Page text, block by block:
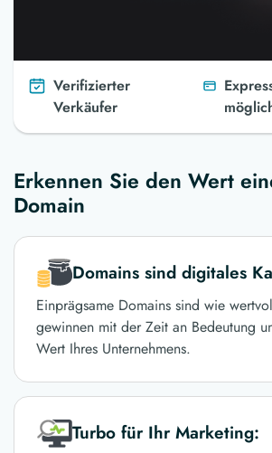
Verifizierter
Verkäufer
Erkennen Sie den Wert
Domain
Domains sind digitales
Einprägsame Domains sind wie
gewinnen mit der Zeit an Bedeutung
Wert Ihres Unternehmens.
Turbo für Ihr Marketing: